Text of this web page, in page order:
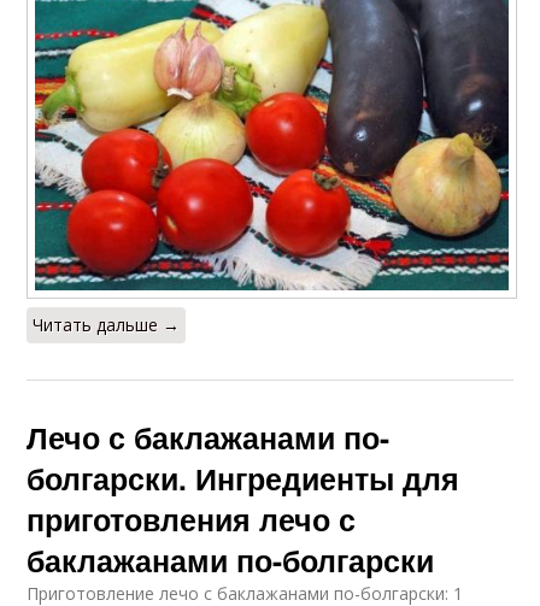
Читать дальше →
Лечо с баклажанами по-
болгарски. Ингредиенты для
приготовления лечо с
баклажанами по-болгарски
Приготовление лечо с баклажанами по-болгарски: 1